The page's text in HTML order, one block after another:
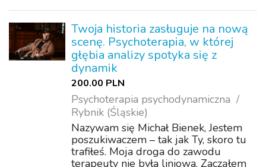
Sekcji Naukowej Psychoterapii
Polskiego Towarzystwa Psychi...
Twoja historia zasługuje na nową
scenę. Psychoterapia, w której
głębia analizy spotyka się z
dynamik
200.00 PLN
Psychoterapia psychodynamiczna
Rybnik (Śląskie)
Nazywam się Michał Bienek, Jestem
poszukiwaczem – tak jak Ty, skoro tu
trafiłeś. Moja droga do zawodu
terapeuty nie była liniowa. Zacząłem